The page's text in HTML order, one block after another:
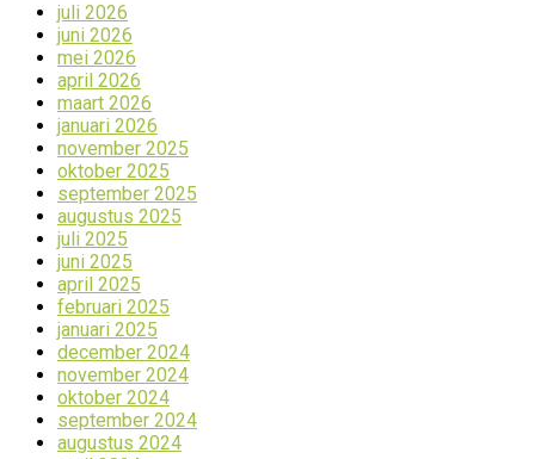
juli 2026
juni 2026
mei 2026
april 2026
maart 2026
januari 2026
november 2025
oktober 2025
september 2025
augustus 2025
juli 2025
juni 2025
april 2025
februari 2025
januari 2025
december 2024
november 2024
oktober 2024
september 2024
augustus 2024